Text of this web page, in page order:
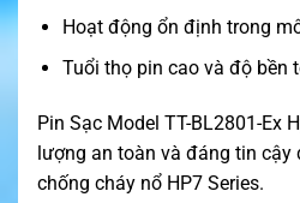
Hoạt động ổn định trong
Tuổi thọ pin cao và độ bền
Pin Sạc Model TT-BL2801-Ex
lượng an toàn và đáng tin cậy
chống cháy nổ HP7 Series.